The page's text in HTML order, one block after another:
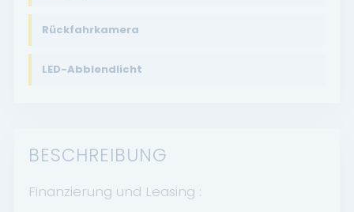
Rückfahrkamera
LED-Abblendlicht
BESCHREIBUNG
Finanzierung und Leasing :